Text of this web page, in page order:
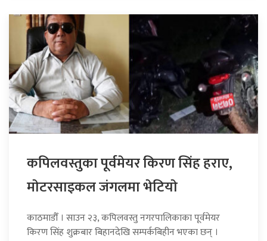
कपिलवस्तुका पूर्वमेयर किरण सिंह हराए,
माेटरसाइकल जंगलमा भेटियाे
काठमाडौँ । साउन २३, कपिलवस्तु नगरपालिकाका पूर्वमेयर
किरण सिंह शुक्रबार बिहानदेखि सम्पर्कबिहीन भएका छन् ।